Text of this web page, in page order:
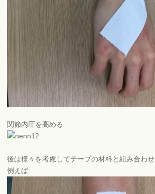
関節内圧を高める
後は様々を考慮してテープの材料と組み合わせ
例えば